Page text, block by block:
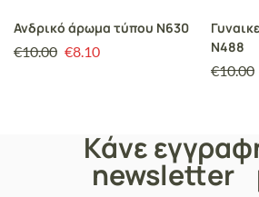
Ανδρικό άρωμα τύπου N630
€10.00 €8.10
Ν488
€10.00
Κάνε
newsletter